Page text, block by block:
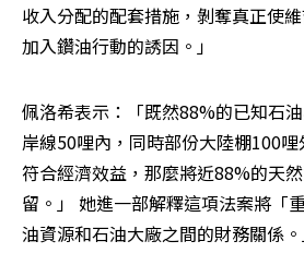
收入分配的配套措施，剝奪真正使
加入鑽油行動的誘因。」
佩洛希表示：「既然88%的已知石
岸線50哩內，同時部份大陸棚100
符合經濟效益，那麼將近88%的天
留。」 她進一部解釋這項法案將「
油資源和石油大廠之間的財務關係。